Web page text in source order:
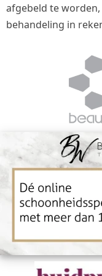
afgebeld te
behandeling in